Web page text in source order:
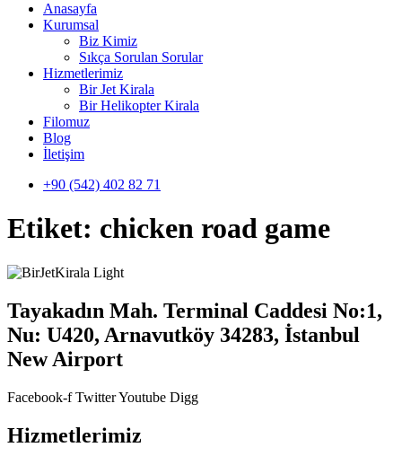
Anasayfa
Kurumsal
Biz Kimiz
Sıkça Sorulan Sorular
Hizmetlerimiz
Bir Jet Kirala
Bir Helikopter Kirala
Filomuz
Blog
İletişim
+90 (542) 402 82 71
Etiket: chicken road game
Tayakadın Mah. Terminal Caddesi No:1,
Nu: U420, Arnavutköy 34283, İstanbul
New Airport
Facebook-f TwitterYoutube Digg
Hizmetlerimiz